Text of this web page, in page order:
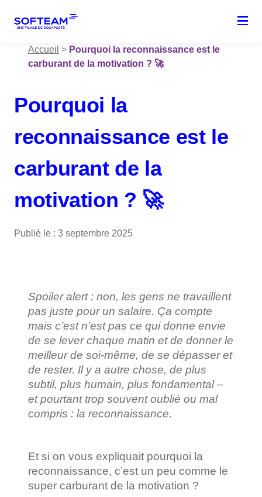
Menu
Accueil > Pourquoi la reconnaissance est le
carburant de la motivation ? 🚀
Pourquoi la
reconnaissance est le
carburant de la
motivation ? 🚀
Publié le : 3 septembre 2025
Spoiler alert : non, les gens ne travaillent
pas juste pour un salaire. Ça compte
mais c’est n’est pas ce qui donne envie
de se lever chaque matin et de donner le
meilleur de soi-même, de se dépasser et
de rester. Il y a autre chose, de plus
subtil, plus humain, plus fondamental –
et pourtant trop souvent oublié ou mal
compris : la reconnaissance.
Et si on vous expliquait pourquoi la
reconnaissance, c’est un peu comme le
super carburant de la motivation ?